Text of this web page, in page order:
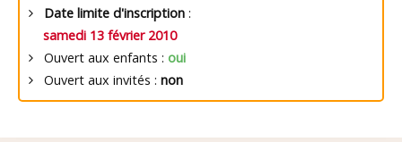
Date limite d'inscription :
samedi 13 février 2010
Ouvert aux enfants : oui
Ouvert aux invités : non